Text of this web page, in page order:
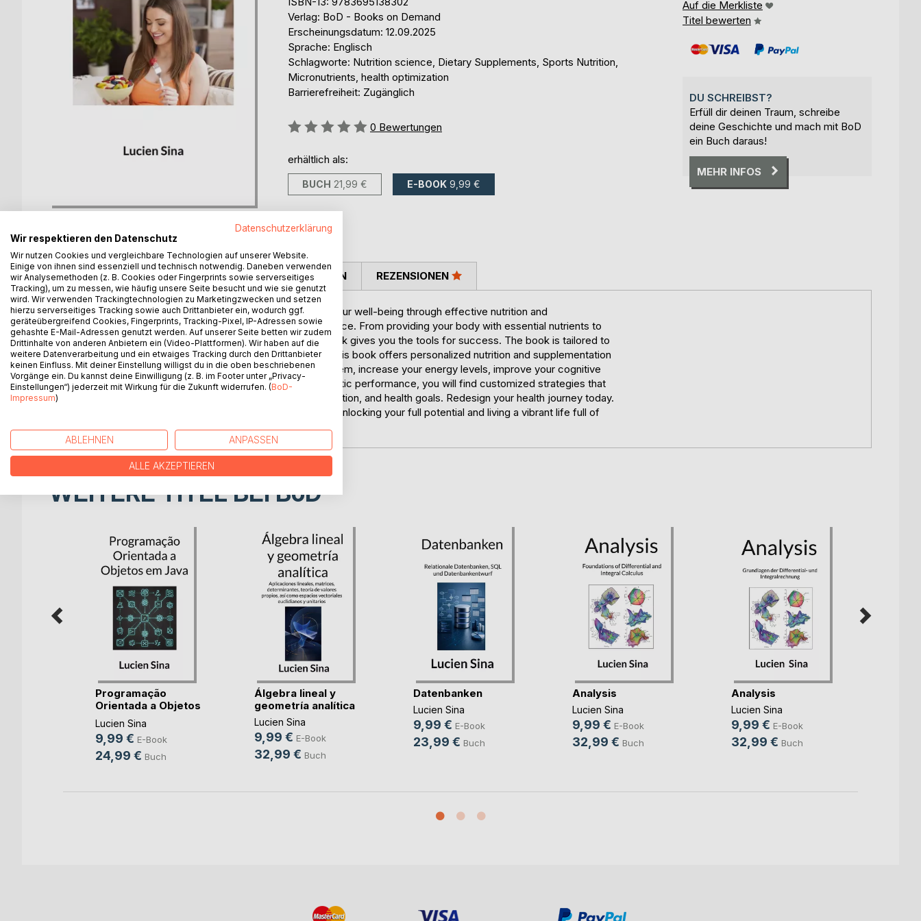
Verlag: BoD - Books on Demand
Erscheinungsdatum: 12.09.2025
Sprache: Englisch
Schlagworte: Nutrition science, Dietary Supplements, Sports Nutrition,
Micronutrients, health optimization
Barrierefreiheit: Zugänglich
Bewertung::
0 Bewertungen
erhältlich als:
BUCH 21,99 € E-BOOK 9,99 €
Auf die Merkliste
Titel bewerten
DU SCHREIBST?
Erfüll dir deinen Traum, schreibe
deine Geschichte und mach mit BoD
ein Buch daraus!
MEHR INFOS
BESCHREIBUNG
Unleash your vitality and discover the key to optimizing your well-being through effective nutrition and
supplementation. Achieve your health goals with confidence. From providing your body with essential nutrients to
leveraging the benefits of targeted supplements, this book gives you the tools for success. The book is tailored to
your needs: for every aspect of health or specific goal, this book offers personalized nutrition and supplementation
plans. Whether you want to strengthen your immune system, increase your energy levels, improve your cognitive
function, achieve your ideal weight, or enhance your athletic performance, you will find customized strategies that
take into account your unique lifestyle, genetic predisposition, and health goals. Redesign your health journey today.
"Healthy Nutrition and Supplementation" is your guide to unlocking your full potential and living a vibrant life full of
vitality.
AUTOR/IN PRESSESTIMMEN REZENSIONEN
WEITERE TITEL BEIBoD
Programação
Orientada a Objetos
em(...)
Lucien Sina
9,99 € E-Book
24,99 € Buch
Álgebra lineal y
geometría analítica
Lucien Sina
9,99 € E-Book
32,99 € Buch
Datenbanken
Lucien Sina
9,99 € E-Book
23,99 € Buch
Analysis
Lucien Sina
9,99 € E-Book
32,99 € Buch
Analysis
Lucien Sina
9,99 € E-Book
32,99 € Buch
Datenschutzerklärung
Wir respektieren den Datenschutz
Wir nutzen Cookies und vergleichbare Technologien auf unserer Website.
Einige von ihnen sind essenziell und technisch notwendig. Daneben verwenden
wir Analysemethoden (z. B. Cookies oder Fingerprints sowie serverseitiges
Tracking), um zu messen, wie häufig unsere Seite besucht und wie sie genutzt
wird. Wir verwenden Trackingtechnologien zu Marketingzwecken und setzen
hierzu serverseitiges Tracking sowie auch Drittanbieter ein, wodurch ggf.
geräteübergreifend Cookies, Fingerprints, Tracking-Pixel, IP-Adressen sowie
gehashte E-Mail-Adressen genutzt werden. Auf unserer Seite betten wir zudem
Drittinhalte von anderen Anbietern ein (Video-Plattformen). Wir haben auf die
weitere Datenverarbeitung und ein etwaiges Tracking durch den Drittanbieter
keinen Einfluss. Mit deiner Einstellung willigst du in die oben beschriebenen
Vorgänge ein. Du kannst deine Einwilligung (z. B. im Footer unter „Privacy-
Einstellungen“) jederzeit mit Wirkung für die Zukunft widerrufen. (BoD-
Impressum)
ABLEHNEN ANPASSEN
ALLE AKZEPTIEREN